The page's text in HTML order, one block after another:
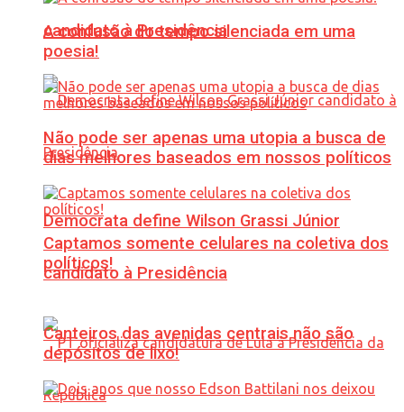
candidato à Presidência
Democrata define Wilson Grassi Júnior
candidato à Presidência
A confusão do tempo silenciada em uma
poesia!
Não pode ser apenas uma utopia a busca de
dias melhores baseados em nossos políticos
Captamos somente celulares na coletiva dos
políticos!
Canteiros das avenidas centrais não são
depósitos de lixo!